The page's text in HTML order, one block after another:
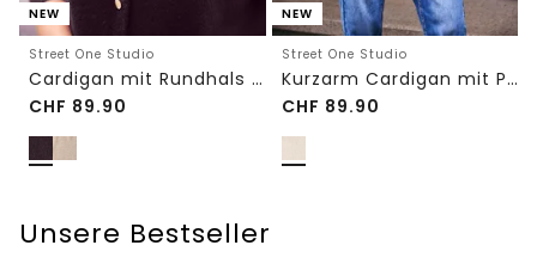
NEW
Street One Studio
Cardigan mit Rundhals und Knöpfen
CHF 89.90
NEW
Street One Studio
Kurzarm Cardigan mit Polokragen
CHF 89.90
Unsere Bestseller